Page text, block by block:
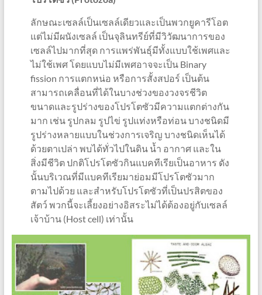
ลักษณะเซลล์เป็นเซลล์เดียวและเป็นพวกยูคารีโอต
แต่ไม่มีผนังเซลล์ เป็นจุลินทรีย์ที่มีวิวัฒนาการของ
เซลล์ไปมากที่สุด การแพร่พันธุ์มีทั้งแบบใช้เพศและ
ไม่ใช้เพศ โดยแบบไม่มีเพศอาจจะเป็น Binary
fission การแตกหน่อ หรือการสั้งสปอร์ เป็นต้น
สามารถเคลื่อนที่ได้ในบางช่วงของวงจรชีวิต
ขนาดและรูปร่างของโปรโตซัวมีความแตกต่างกัน
มาก เช่น รูปกลม รูปไข่ รูปแท่งหรือท่อน บางชนิดมี
รูปร่างหลายแบบในช่วงการเจริญ บางชนิดเห็นได้
ด้วยตาเปล่า พบได้ทั่วไปในดิน น้ำ อากาศ และใน
สิ่งมีชีวิต ปกติโปรโตซัวกินแบคทีเรียเป็นอาหาร ดัง
นั้นบริเวณที่มีแบคทีเรียมาย่อมมีโปรโตซัวมาก
ตามไปด้วย และสำหรับโปรโตซัวที่เป็นปรสิตของ
สัตว์ พวกนี้จะเลี้ยงอย่างอิสระไม่ได้ต้องอยู่กับเซลล์
เจ้าบ้าน (Host cell) เท่านั้น